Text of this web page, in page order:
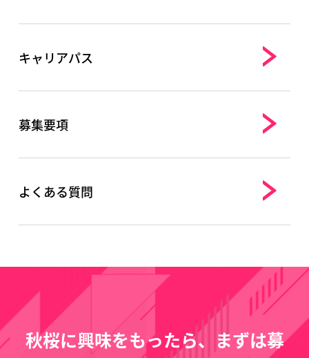
キャリアパス
募集要項
よくある質問
秋桜に興味をもったら、まずは募